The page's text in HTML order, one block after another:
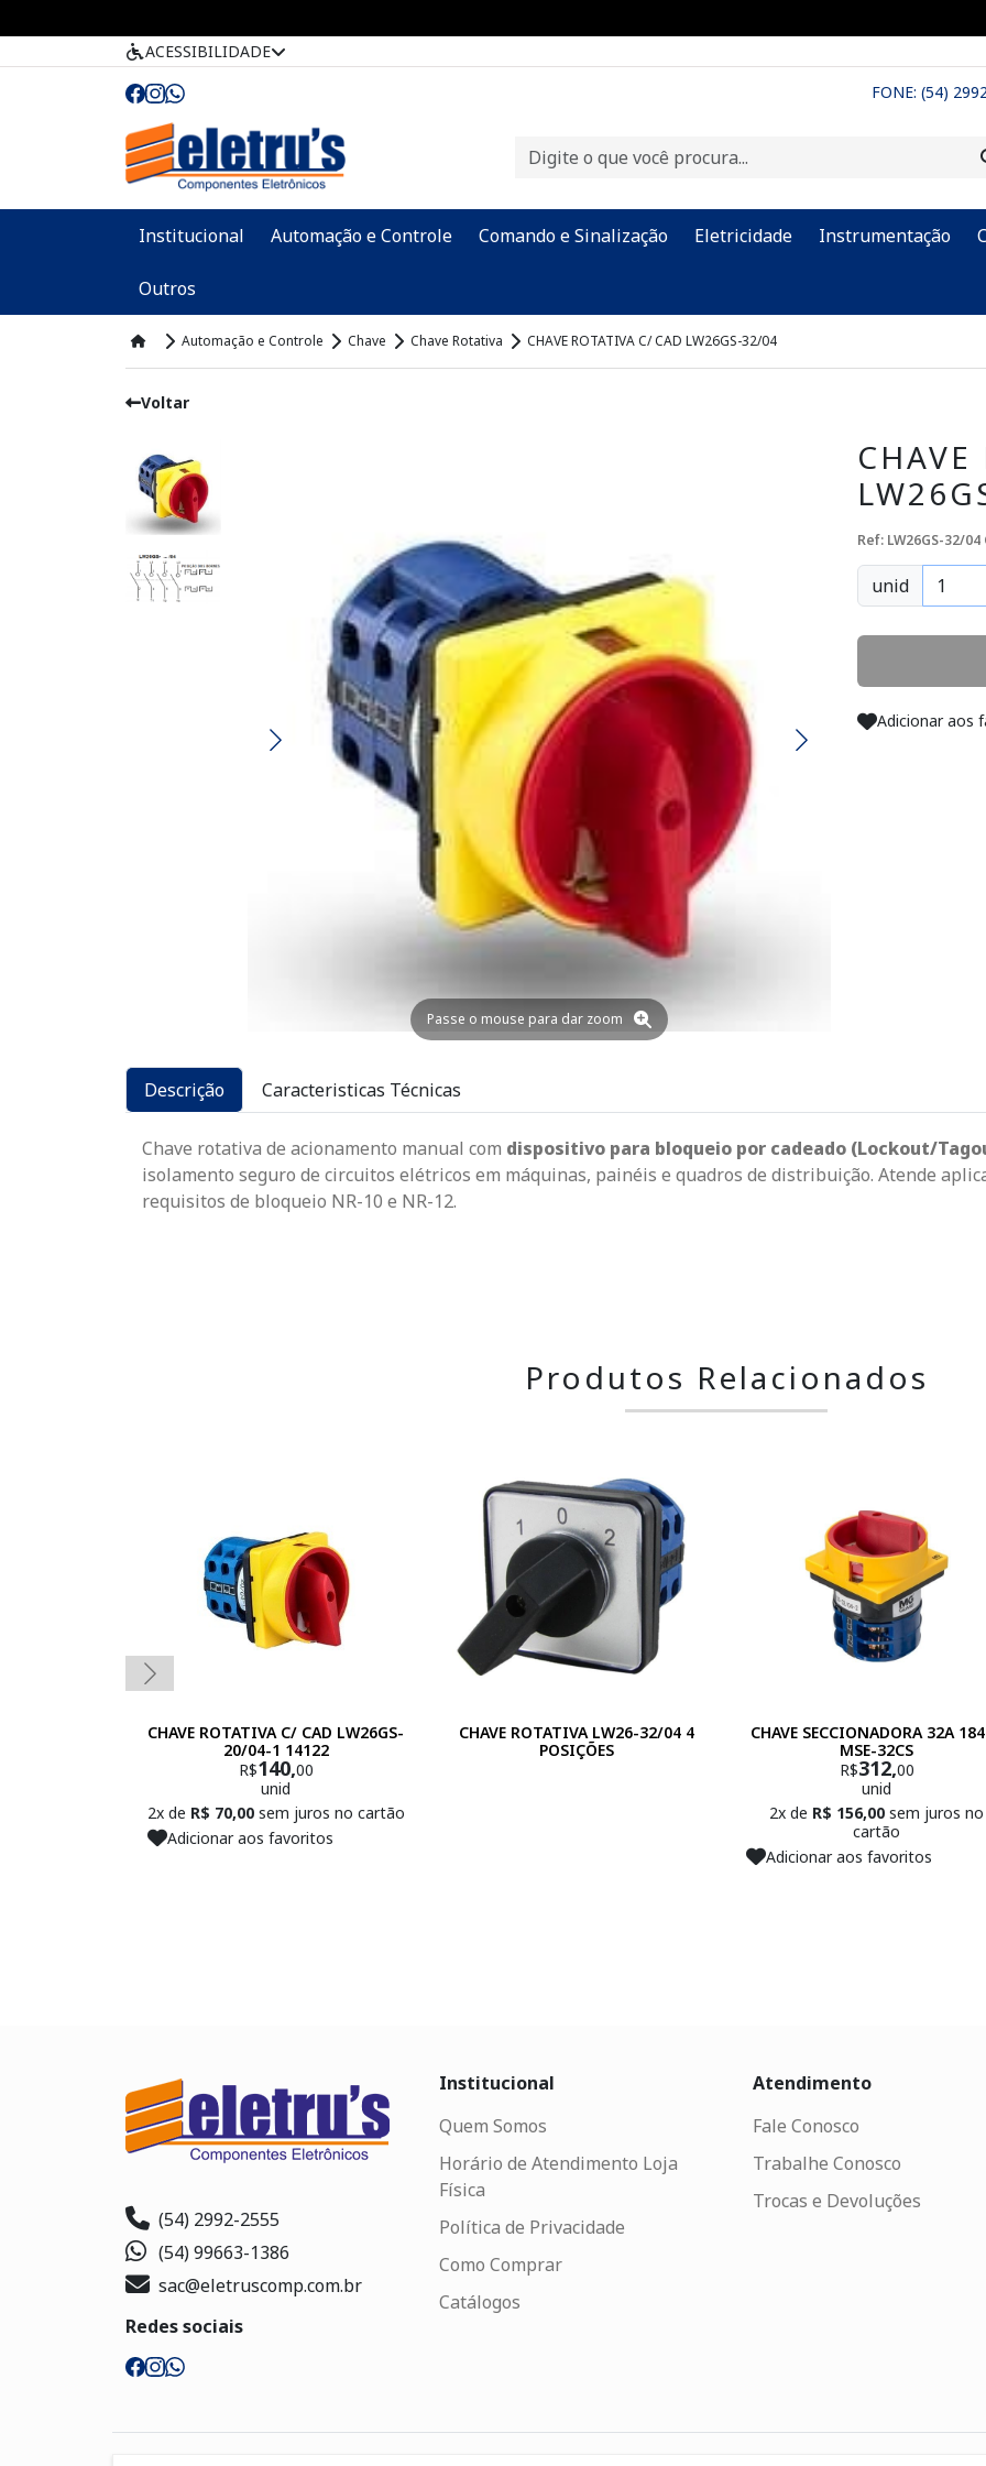
ACESSIBILIDADE
FONE: (54)
Institucional Automação e Controle Comando e Sinalização Eletricidade Instrumentação
Outros
Automação e Controle Chave Chave Rotativa CHAVE ROTATIVA C/ CAD LW26GS-32/04
Voltar
Passe o mouse para dar zoom
CHAVE
Ref: LW26GS-32/04
unid
Adicionar aos
Descrição Caracteristicas Técnicas
Chave rotativa de acionamento manual com dispositivo para bloqueio por cadeado (Lockout/
isolamento seguro de circuitos elétricos em máquinas, painéis e quadros de distribuição. Atende
requisitos de bloqueio NR-10 e NR-12.
Produtos Relacionados
CHAVE ROTATIVA C/ CAD LW26GS-
20/04-1 14122
R$140,00
unid
2x de R$ 70,00sem juros no cartão
Adicionar aos favoritos
CHAVE ROTATIVA LW26-32/04 4
POSIÇÕES
CHAVE SECCIONADORA 32A
MSE-32CS
R$312,00
unid
2x de R$ 156,00 sem juros no
cartão
Adicionar aos favoritos
(54) 2992-2555
(54) 99663-1386
sac@eletruscomp.com.br
Redes sociais
Institucional
Quem Somos
Horário de Atendimento Loja
Física
Política de Privacidade
Como Comprar
Catálogos
Atendimento
Fale Conosco
Trabalhe Conosco
Trocas e Devoluções